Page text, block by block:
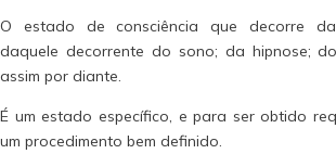
O estado de consciência que decorre
daquele decorrente do sono; da hipnose;
assim por diante.
É um estado específico, e para ser obtido
um procedimento bem definido.